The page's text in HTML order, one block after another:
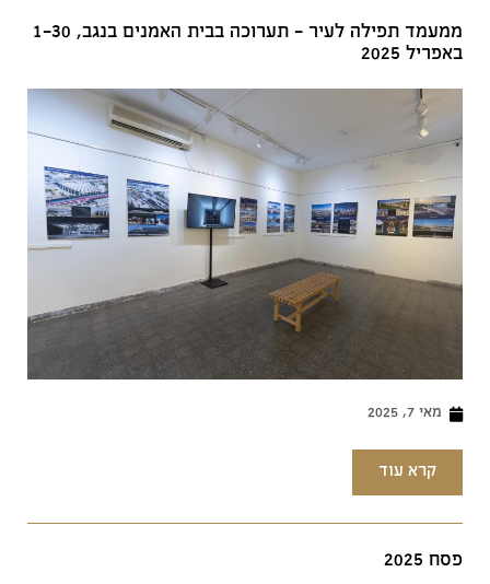
ממעמד תפילה לעיר - תערוכה בבית האמנים בנגב, 1-30
באפריל 2025
מאי 7, 2025
קרא עוד
פסח 2025